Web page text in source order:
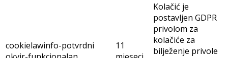
cookielawinfo-potvrdni
11
Kolačić je
postavljen GDPR
privolom za
kolačiće za
bilježenje privole